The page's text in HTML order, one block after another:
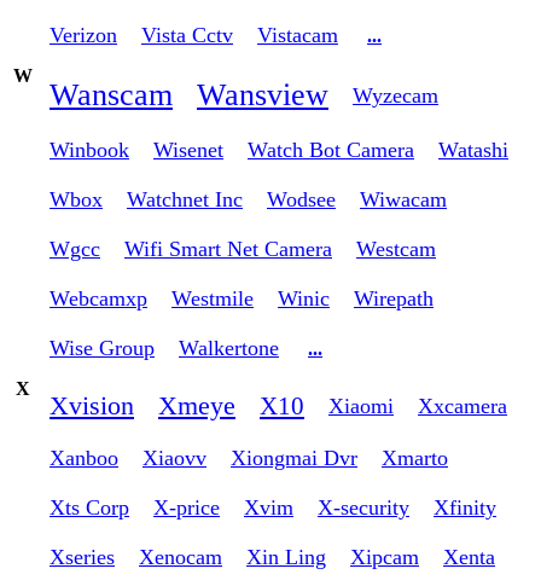
Verizon Vista Cctv Vistacam
...
W
Wanscam Wansview Wyzecam
Winbook Wisenet Watch Bot Camera Watashi
Wbox Watchnet Inc Wodsee Wiwacam
Wgcc Wifi Smart Net Camera Westcam
Webcamxp Westmile Winic Wirepath
Wise Group Walkertone
...
X
Xvision Xmeye X10 Xiaomi Xxcamera
Xanboo Xiaovv Xiongmai Dvr Xmarto
Xts Corp X-price Xvim X-security Xfinity
Xseries Xenocam Xin Ling Xipcam Xenta